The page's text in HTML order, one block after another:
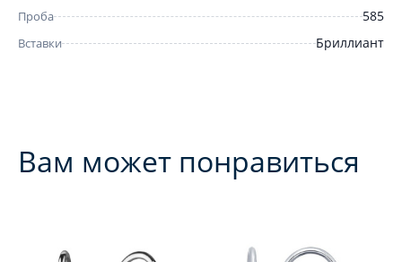
Проба 585
Вставки Бриллиант
Вам может понравиться